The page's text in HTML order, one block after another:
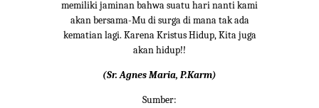
memiliki jaminan bahwa suatu hari nanti kami
akan bersama-Mu di surga di mana tak ada
kematian lagi. Karena Kristus Hidup, Kita juga
akan hidup!!
(Sr. Agnes Maria, P.Karm)
Sumber: